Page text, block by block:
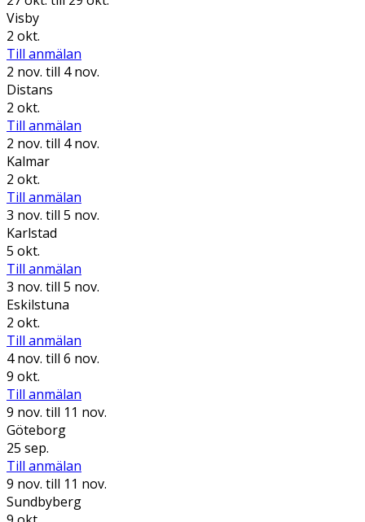
Visby
2 okt.
Till anmälan
2 nov. till 4 nov.
Distans
2 okt.
Till anmälan
2 nov. till 4 nov.
Kalmar
2 okt.
Till anmälan
3 nov. till 5 nov.
Karlstad
5 okt.
Till anmälan
3 nov. till 5 nov.
Eskilstuna
2 okt.
Till anmälan
4 nov. till 6 nov.
9 okt.
Till anmälan
9 nov. till 11 nov.
Göteborg
25 sep.
Till anmälan
9 nov. till 11 nov.
Sundbyberg